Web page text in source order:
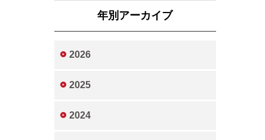
年別アーカイブ
2026
2025
2024